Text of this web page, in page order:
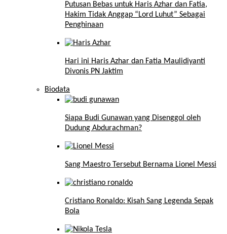
Putusan Bebas untuk Haris Azhar dan Fatia,
Hakim Tidak Anggap “Lord Luhut” Sebagai
Penghinaan
Hari ini Haris Azhar dan Fatia Maulidiyanti
Divonis PN Jaktim
Biodata
Siapa Budi Gunawan yang Disenggol oleh
Dudung Abdurachman?
Sang Maestro Tersebut Bernama Lionel Messi
Cristiano Ronaldo: Kisah Sang Legenda Sepak
Bola